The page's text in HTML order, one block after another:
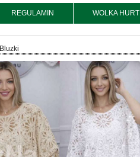
REGULAMIN WOLKA HURT
Bluzki